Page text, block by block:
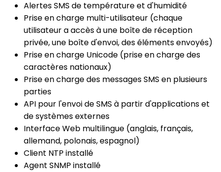
Alertes SMS de température et d'humidité
Prise en charge multi-utilisateur (chaque
utilisateur a accès à une boîte de réception
privée, une boîte d'envoi, des éléments envoyés)
Prise en charge Unicode (prise en charge des
caractères nationaux)
Prise en charge des messages SMS en plusieurs
parties
API pour l'envoi de SMS à partir d'applications et
de systèmes externes
Interface Web multilingue (anglais, français,
allemand, polonais, espagnol)
Client NTP installé
Agent SNMP installé